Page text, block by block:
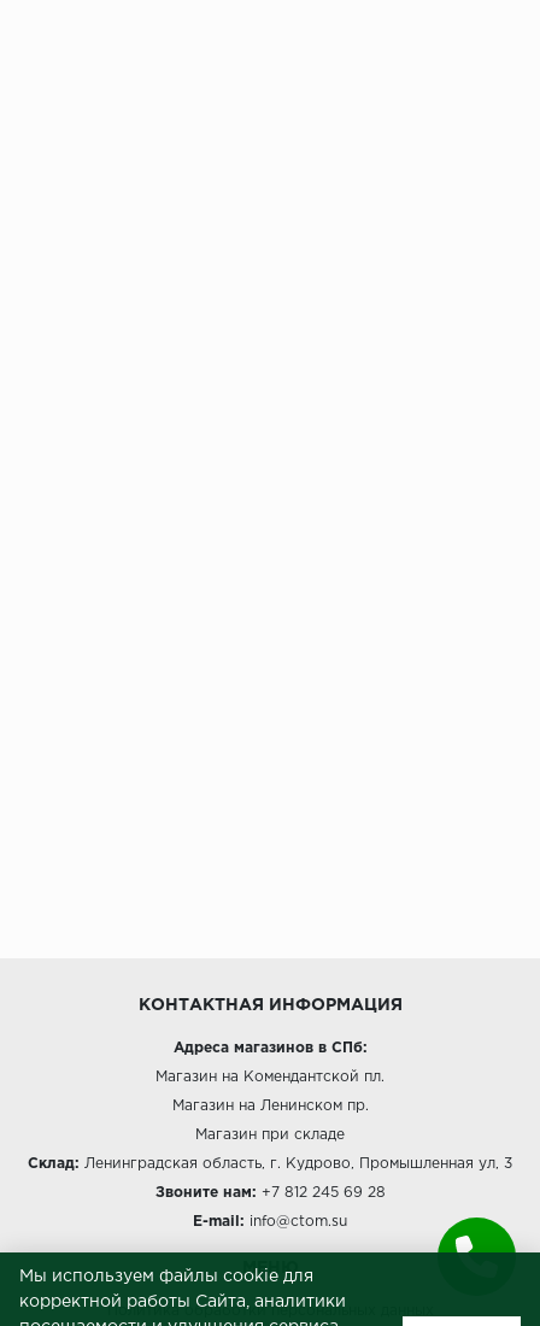
КОНТАКТНАЯ ИНФОРМАЦИЯ
Адреса магазинов в СПб:
Магазин на Комендантской пл.
Магазин на Ленинском пр.
Магазин при складе
Склад: Ленинградская область, г. Кудрово, Промышленная ул, 3
Звоните нам: +7 812 245 69 28
E-mail: info@ctom.su
МЕНЮ
Политика обработки персональных данных
Мы используем файлы cookie для
корректной работы Сайта, аналитики